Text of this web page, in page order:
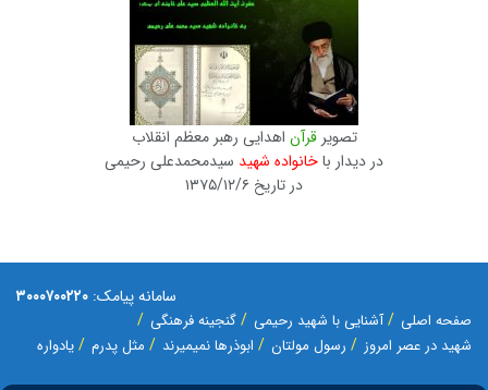
تصویرقرآن اهدایی رهبر معظم انقلاب
در دیدار باخانواده شهید سیدمحمدعلی رحیمی
در تاریخ ۱۳۷۵/۱۲/۶
سامانه پیامک: ۳۰۰۰۷۰۰۲۲۰
صفحه اصلی آشنایی با شهید رحیمی
گنجینه فرهنگی
شهید در عصر امروز
رسول مولتان ابوذرها نمیمیرند مثل پدرم یادواره